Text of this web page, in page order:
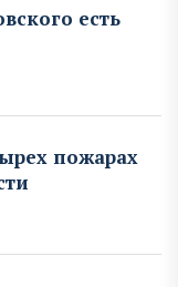
есть
пожарах